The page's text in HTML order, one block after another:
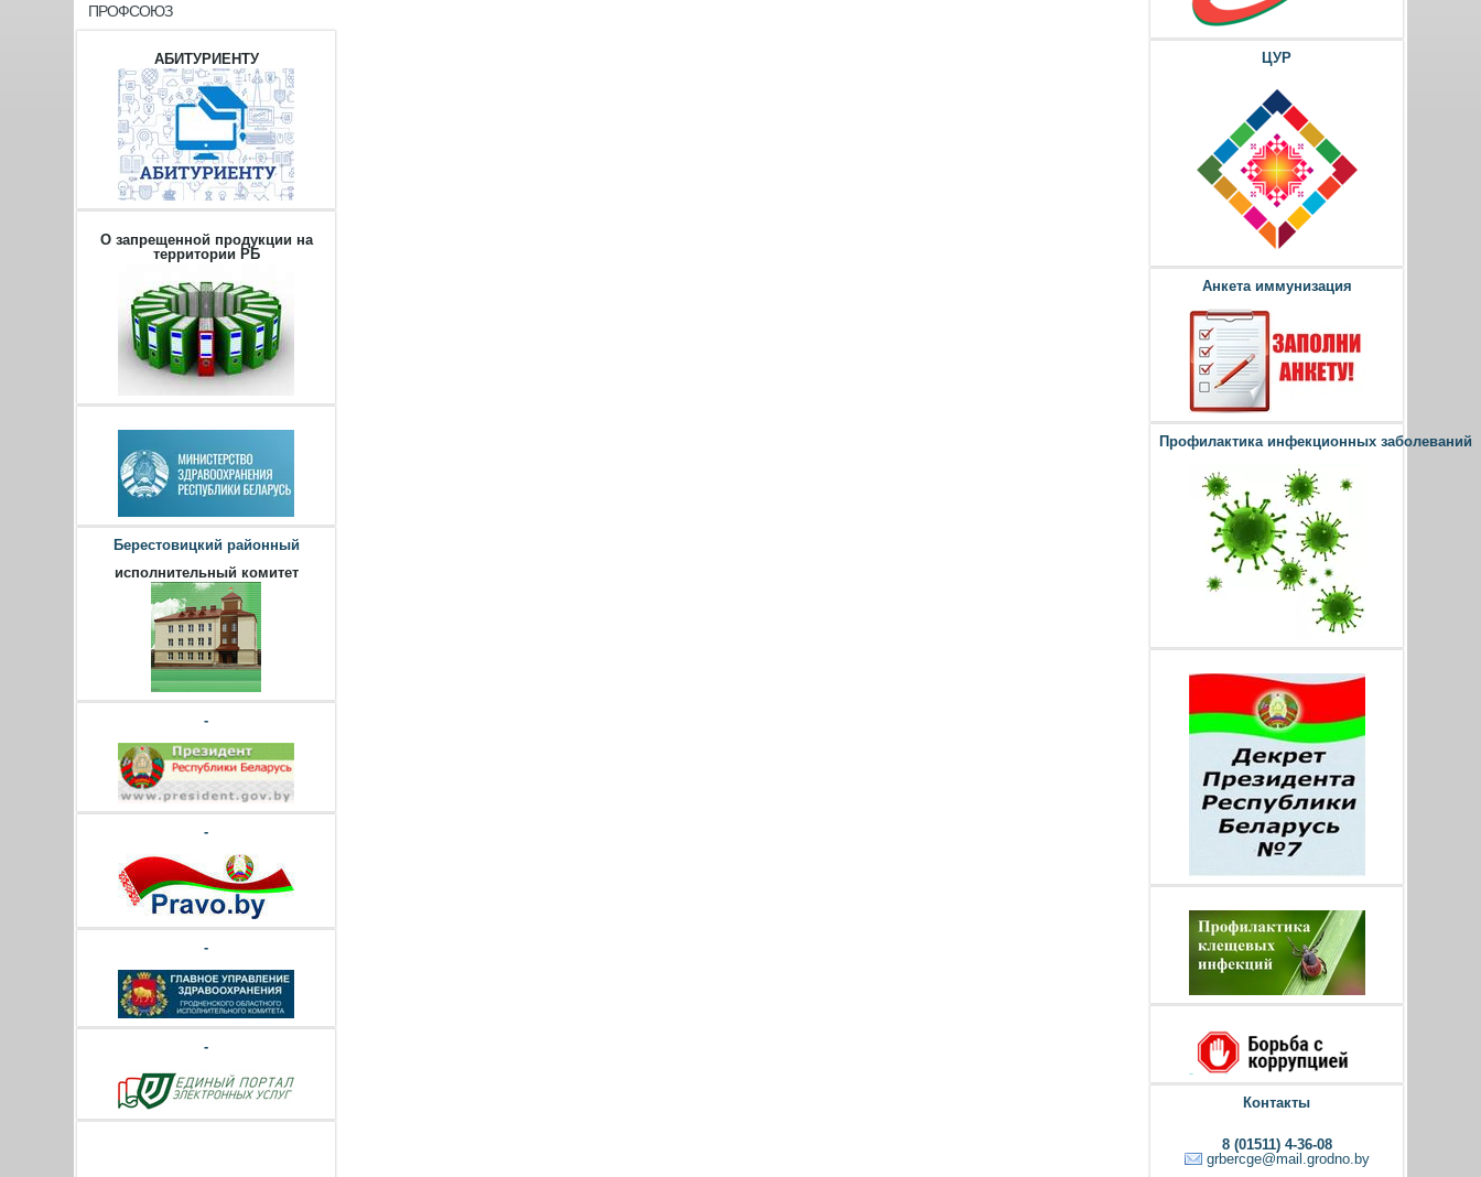
ПРОФСОЮЗ
АБИТУРИЕНТУ
О запрещенной продукции на
территории РБ
Берестовицкий районный
исполнительный комитет
-
-
-
-
ЦУР
Анкета иммунизация
Профилактика инфекционных заболеваний
Контакты
8 (01511) 4-36-08
grbercge@mail.grodno.by